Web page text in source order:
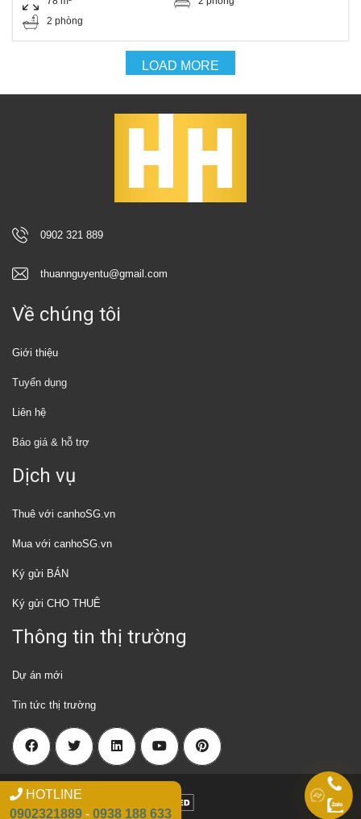
HOTLINE
0902321889 - 0938 188 633
2 phòng
LOAD MORE
0902 321 889
thuannguyentu@gmail.com
Về chúng tôi
Giới thiệu
Tuyển dụng
Liên hệ
Báo giá & hỗ trợ
Dịch vụ
Thuê với canhoSG.vn
Mua với canhoSG.vn
Ký gửi BÁN
Ký gửi CHO THUÊ
Thông tin thị trường
Dự án mới
Tin tức thị trường
2018 Canhosg.vn